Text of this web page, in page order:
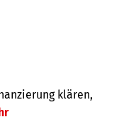
klären,